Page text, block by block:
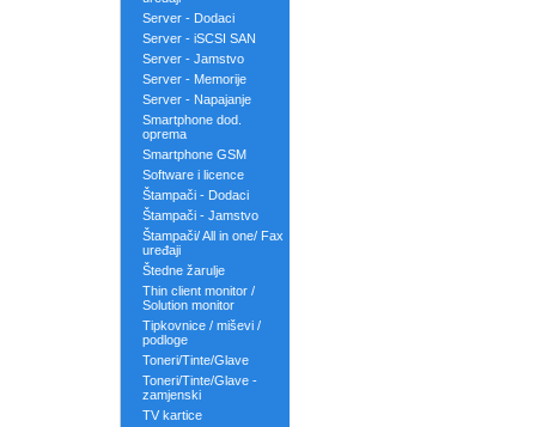
Server - Dodaci
Server - iSCSI SAN
Server - Jamstvo
Server - Memorije
Server - Napajanje
Smartphone dod.
oprema
Smartphone GSM
Software i licence
Štampači - Dodaci
Štampači - Jamstvo
Štampači/ All in one/ Fax
uređaji
Štedne žarulje
Thin client monitor /
Solution monitor
Tipkovnice / miševi /
podloge
Toneri/Tinte/Glave
Toneri/Tinte/Glave -
zamjenski
TV kartice